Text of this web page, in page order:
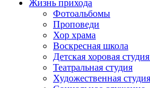
Жизнь прихода
Фотоальбомы
Проповеди
Хор храма
Воскресная школа
Детская хоровая
Театральная студия
Х​удожественная